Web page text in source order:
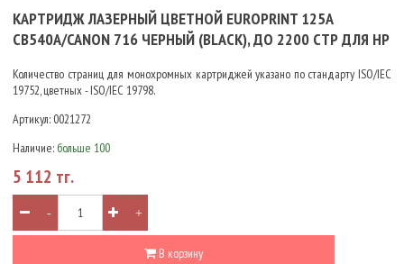
КАРТРИДЖ ЛАЗЕРНЫЙ ЦВЕТНОЙ EUROPRINT 125A
CB540A/CANON 716 ЧЕРНЫЙ (BLACK), ДО 2200 СТР ДЛЯ HP
Количество страниц для монохромных картриджей указано по стандарту ISO/IEC
19752, цветных - ISO/IEC 19798.
Артикул: 0021272
Наличие: больше 100
5 112 тг.
- +
В корзину